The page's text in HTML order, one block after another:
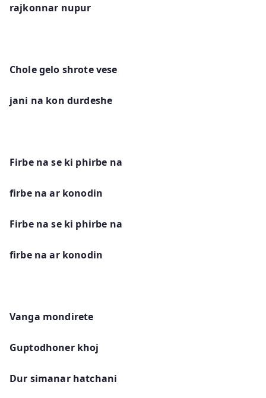
rajkonnar nupur
Chole gelo shrote vese
jani na kon durdeshe
Firbe na se ki phirbe na
firbe na ar konodin
Firbe na se ki phirbe na
firbe na ar konodin
Vanga mondirete
Guptodhoner khoj
Dur simanar hatchani